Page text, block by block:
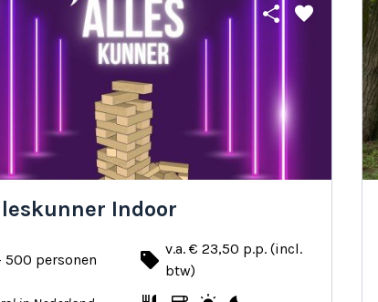
share favorite
Indoor
500 personen local_offer v.a. € 23,50 p.p. (incl.
btw)